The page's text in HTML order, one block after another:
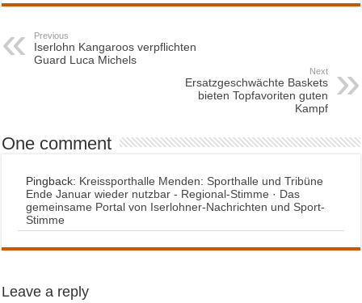
Previous
Iserlohn Kangaroos verpflichten
Guard Luca Michels
Next
Ersatzgeschwächte Baskets
bieten Topfavoriten guten
Kampf
One comment
Pingback: Kreissporthalle Menden: Sporthalle und Tribüne
Ende Januar wieder nutzbar - Regional-Stimme · Das
gemeinsame Portal von Iserlohner-Nachrichten und Sport-
Stimme
Leave a reply